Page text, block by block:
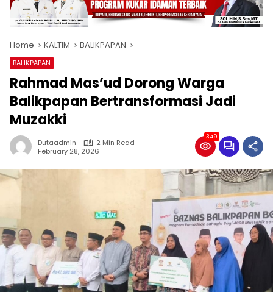
Home KALTIM BALIKPAPAN
BALIKPAPAN
Rahmad Mas’ud Dorong Warga
Balikpapan Bertransformasi Jadi
Muzakki
Dutaadmin
2 Min Read
February 28, 2026
349